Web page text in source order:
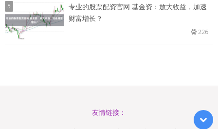
5
专业的股票配资官网 基金资：放大收益，加速
财富增长？
226
友情链接：